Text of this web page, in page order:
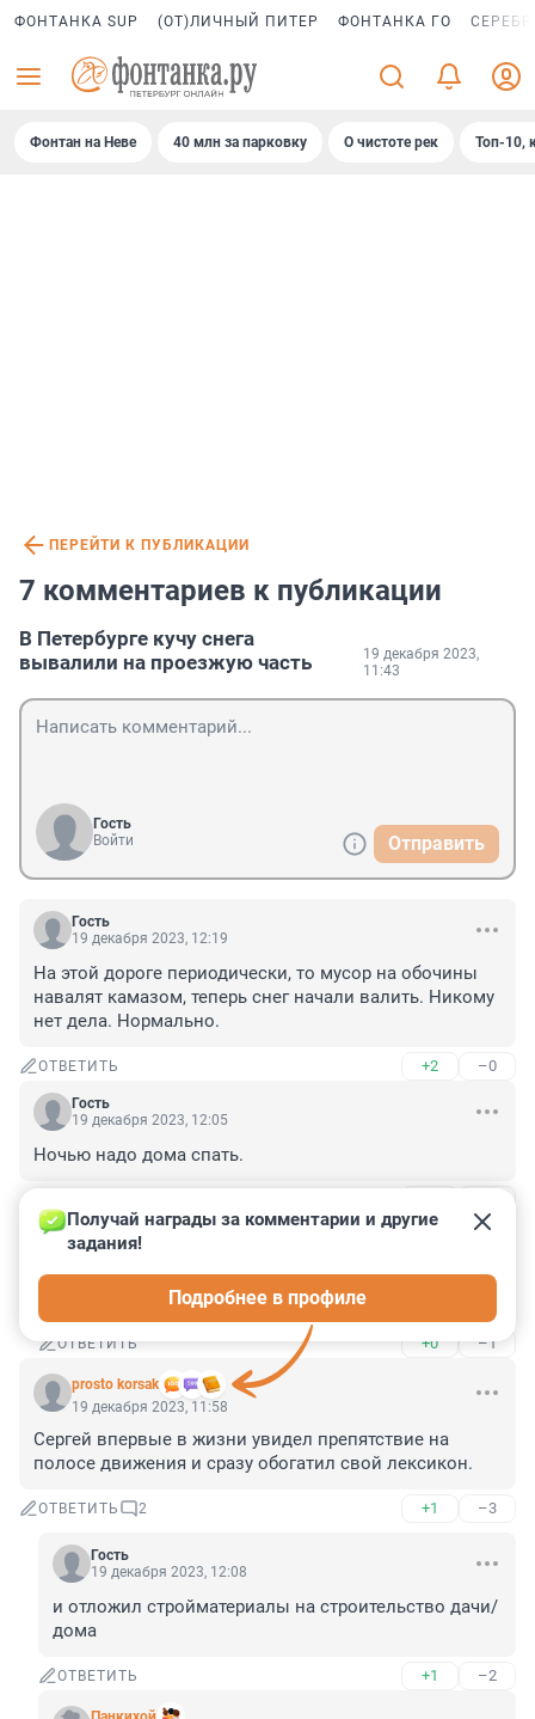
ФОНТАНКА SUP (ОТ)ЛИЧНЫЙ ПИТЕР ФОНТАНКА ГО
Фонтан на Неве 40 млн за парковку О чистоте рек Топ-10,
ПЕРЕЙТИ К ПУБЛИКАЦИИ
7 комментариев к публикации
В Петербурге кучу снега
вывалили на проезжую часть
19 декабря 2023,
11:43
Гость
Войти
Отправить
Гость
19 декабря 2023, 12:19
На этой дороге периодически, то мусор на обочины
навалят камазом, теперь снег начали валить. Никому
нет дела. Нормально.
ОТВЕТИТЬ +2 –0
Гость
19 декабря 2023, 12:05
Ночью надо дома спать.
Гость
ну хоть за рулем не спит и то ладно
ОТВЕТИТЬ +0 –1
prosto korsak
Получай награды за комментарии и другие
задания!
Подробнее в профиле
19 декабря 2023, 11:58
Сергей впервые в жизни увидел препятствие на
полосе движения и сразу обогатил свой лексикон.
ОТВЕТИТЬ 2 +1 –3
Гость
19 декабря 2023, 12:08
и отложил стройматериалы на строительство дачи/
дома
ОТВЕТИТЬ +1 –2